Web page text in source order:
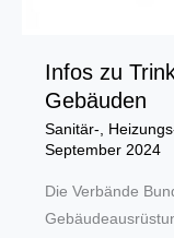
Infos zu
Gebäuden
Sanitär-,
September 2024
Die Verbände